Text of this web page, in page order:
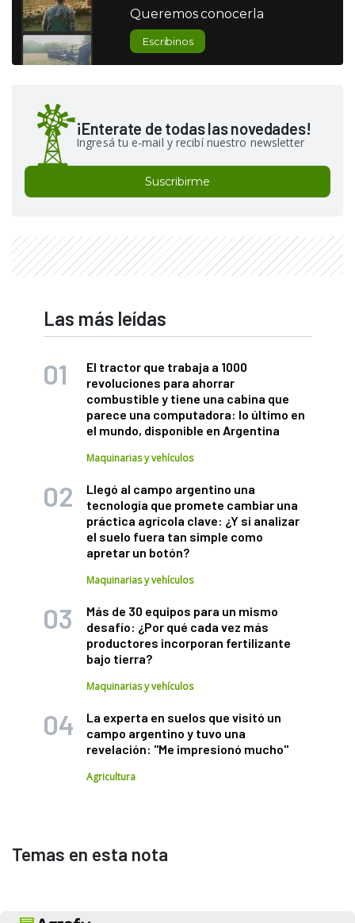
Queremos conocerla
Escribinos
¡Enterate de todas las novedades!
Ingresá tu e-mail y recibí nuestro newsletter
Suscribirme
Las más leídas
El tractor que trabaja a 1000
revoluciones para ahorrar
combustible y tiene una cabina que
parece una computadora: lo último en
el mundo, disponible en Argentina
Maquinarias y vehículos
Llegó al campo argentino una
tecnología que promete cambiar una
práctica agrícola clave: ¿Y si analizar
el suelo fuera tan simple como
apretar un botón?
Maquinarias y vehículos
Más de 30 equipos para un mismo
desafío: ¿Por qué cada vez más
productores incorporan fertilizante
bajo tierra?
Maquinarias y vehículos
La experta en suelos que visitó un
campo argentino y tuvo una
revelación: "Me impresionó mucho"
Agricultura
Temas en esta nota